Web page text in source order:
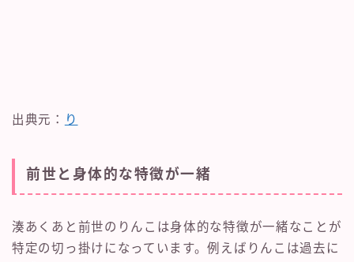
出典元： り
前世と身体的な特徴が一緒
湊あくあと前世のりんこは身体的な特徴が一緒なことが
特定の切っ掛けになっています。例えばりんこは過去に